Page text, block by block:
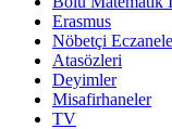
Erasmus
Nöbetçi
Atasözleri
Deyimler
Misafirhaneler
TV